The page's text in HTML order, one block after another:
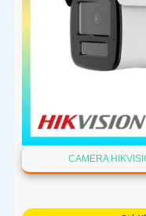
CAMERA